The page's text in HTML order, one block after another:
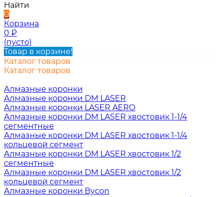
Найти
0
Корзина
0 ₽
(пусто)
Товар в корзине!
Каталог товаров
Каталог товаров
Алмазные коронки
Алмазные коронки DM LASER
Алмазные коронки LASER AERO
Алмазные коронки DM LASER хвостовик 1-1/4
сегментные
Алмазные коронки DM LASER хвостовик 1-1/4
кольцевой сегмент
Алмазные коронки DM LASER хвостовик 1/2
сегментные
Алмазные коронки DM LASER хвостовик 1/2
кольцевой сегмент
Алмазные коронки Bycon